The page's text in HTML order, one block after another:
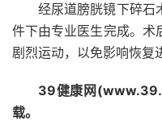
经尿道膀胱镜下碎石
件下由专业医生完成。术
剧烈运动，以免影响恢复
39健康网
载。